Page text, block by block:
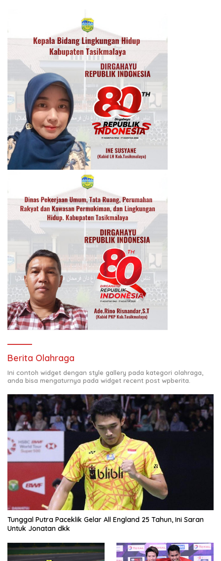
Berita Olahraga
Ini contoh widget dengan style gallery pada kategori olahraga,
anda bisa mengaturnya pada widget recent post wpberita.
Tunggal Putra Paceklik Gelar All England 25 Tahun, Ini Saran
Untuk Jonatan dkk